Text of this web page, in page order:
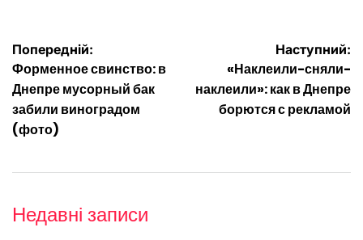
Навігація
записів
Попередній:
Форменное свинство: в
Днепре мусорный бак
забили виноградом
(фото)
Наступний:
«Наклеили-сняли-
наклеили»: как в Днепре
борются с рекламой
Недавні записи